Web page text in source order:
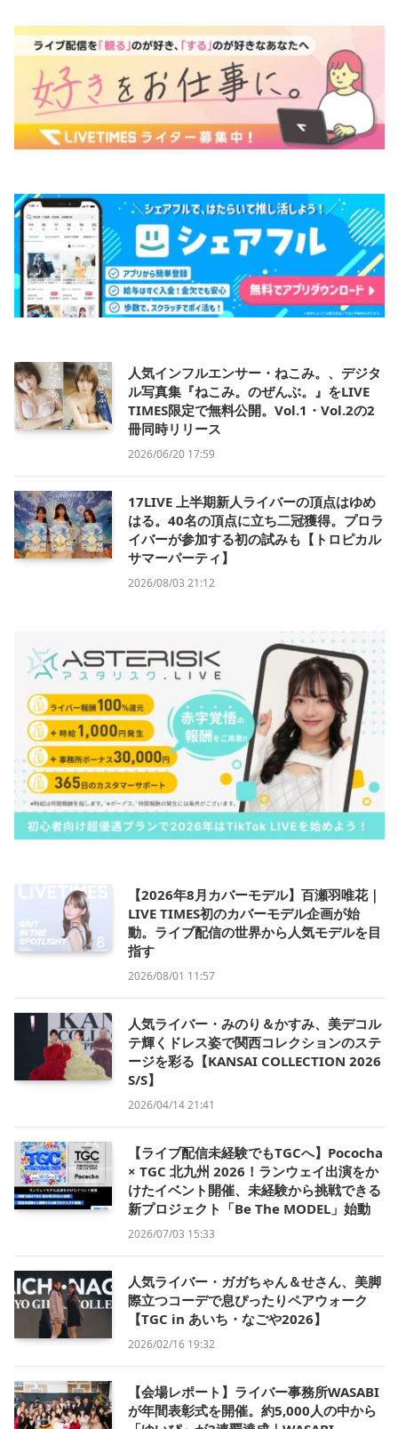
人気インフルエンサー・ねこみ。、デジタ
ル写真集『ねこみ。のぜんぶ。』をLIVE
TIMES限定で無料公開。Vol.1・Vol.2の2
冊同時リリース
2026/06/20 17:59
17LIVE 上半期新人ライバーの頂点はゆめ
はる。40名の頂点に立ち二冠獲得。プロラ
イバーが参加する初の試みも【トロピカル
サマーパーティ】
2026/08/03 21:12
【2026年8月カバーモデル】百瀬羽唯花｜
LIVE TIMES初のカバーモデル企画が始
動。ライブ配信の世界から人気モデルを目
指す
2026/08/01 11:57
人気ライバー・みのり＆かすみ、美デコル
テ輝くドレス姿で関西コレクションのステ
ージを彩る【KANSAI COLLECTION 2026
S/S】
2026/04/14 21:41
【ライブ配信未経験でもTGCへ】Pococha
× TGC 北九州 2026！ランウェイ出演をか
けたイベント開催、未経験から挑戦できる
新プロジェクト「Be The MODEL」始動
2026/07/03 15:33
人気ライバー・ガガちゃん＆せさん、美脚
際立つコーデで息ぴったりペアウォーク
【TGC in あいち・なごや2026】
2026/02/16 19:32
【会場レポート】ライバー事務所WASABI
が年間表彰式を開催。約5,000人の中から